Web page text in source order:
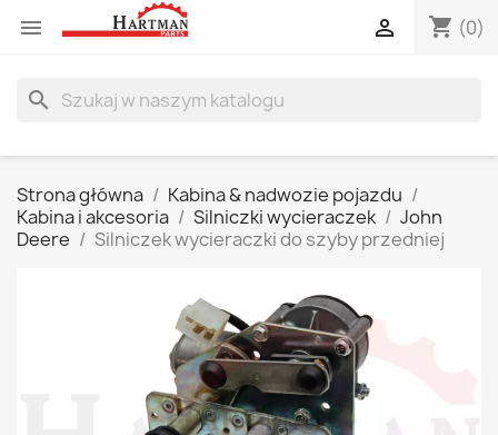
 shopping_cart (0)

search
Strona główna
Kabina & nadwozie pojazdu
Kabina i akcesoria
Silniczki wycieraczek
John
Deere
Silniczek wycieraczki do szyby przedniej